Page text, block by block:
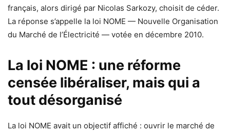
français, alors dirigé par Nicolas Sarkozy, choisit de céder.
La réponse s’appelle la loi NOME — Nouvelle Organisation
du Marché de l’Électricité — votée en décembre 2010.
La loi NOME : une réforme
censée libéraliser, mais qui a
tout désorganisé
La loi NOME avait un objectif affiché : ouvrir le marché de